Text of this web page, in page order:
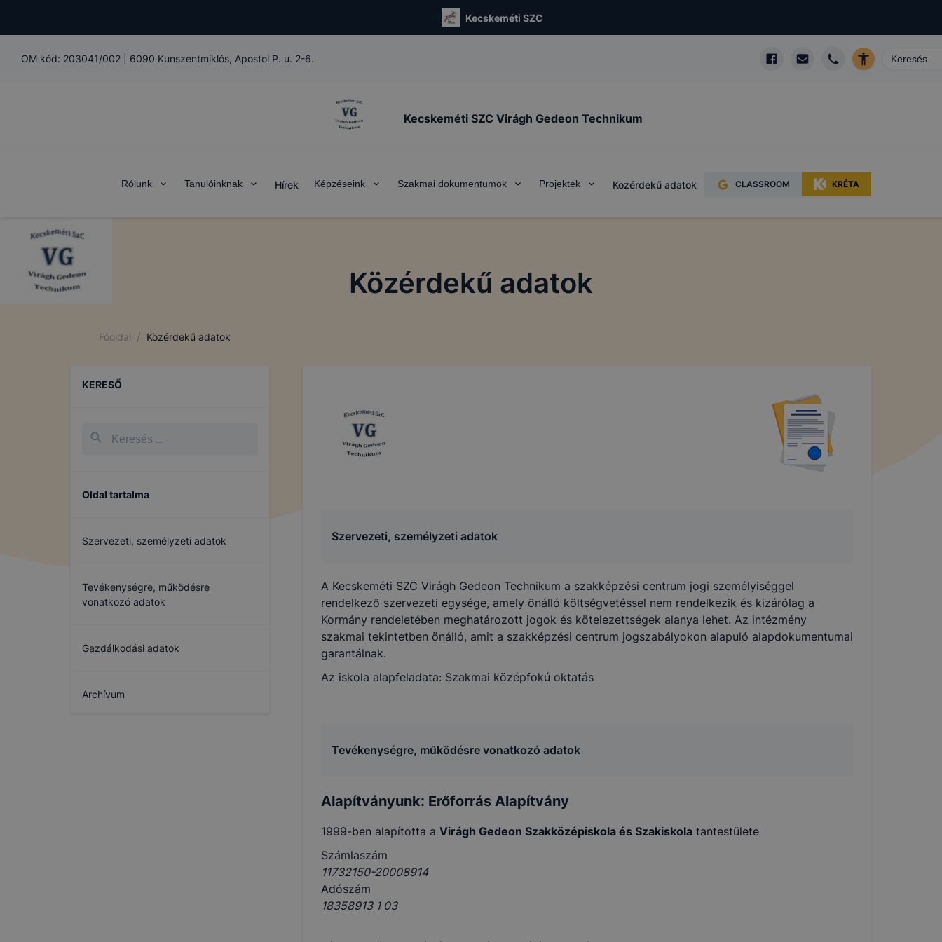
Kecskeméti SZC
OM kód: 203041/002 6090 Kunszentmiklós, Apostol P. u. 2-6.
Kecskeméti SZC Virágh Gedeon Technikum
Rólunk Tanulóinknak Hírek Képzéseink Szakmai dokumentumok Projektek Közérdekű adatok CLASSROOM KRÉTA
Közérdekű adatok
Főoldal / Közérdekű adatok
KERESŐ
Oldal tartalma
Szervezeti, személyzeti adatok
Tevékenységre, működésre
vonatkozó adatok
Gazdálkodási adatok
Archívum
Szervezeti, személyzeti adatok
A Kecskeméti SZC Virágh Gedeon Technikum a szakképzési centrum jogi személyiséggel
rendelkező szervezeti egysége, amely önálló költségvetéssel nem rendelkezik és kizárólag a
Kormány rendeletében meghatározott jogok és kötelezettségek alanya lehet. Az intézmény
szakmai tekintetben önálló, amit a szakképzési centrum jogszabályokon alapuló alapdokumentumai
garantálnak.
Az iskola alapfeladata: Szakmai középfokú oktatás
Tevékenységre, működésre vonatkozó adatok
Alapítványunk: Erőforrás Alapítvány
1999-ben alapította a Virágh Gedeon Szakközépiskola és Szakiskola tantestülete
Számlaszám
11732150-20008914
Adószám
18358913 1 03